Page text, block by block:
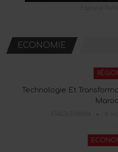
ECONOMIE
Technologie Et